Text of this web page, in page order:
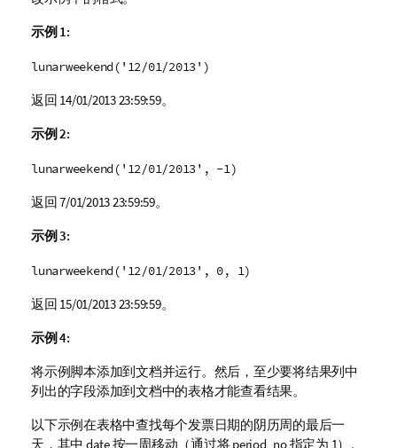
示例 1:
lunarweekend('12/01/2013')
返回 14/01/2013 23:59:59。
示例 2:
lunarweekend('12/01/2013', -1)
返回7/01/2013 23:59:59。
示例 3:
lunarweekend('12/01/2013', 0, 1)
返回 15/01/2013 23:59:59。
示例 4:
将示例脚本添加到文档并运行。然后，至少要将结果列中
列出的字段添加到文档中的表格才能查看结果。
以下示例在表格中查找每个发票日期的阴历周的最后一
天，其中 date按一周移动（通过将period_no指定为 1）。